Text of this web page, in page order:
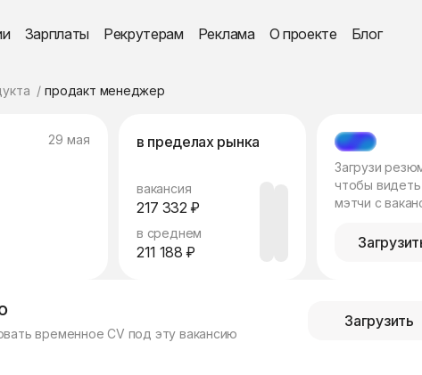
Зарплаты Рекрутерам Реклама О проекте Блог
продакт менеджер
29 мая в пределах рынка
вакансия
217 332 ₽
в среднем
211 188 ₽
МЭТЧ
Загрузи
чтобы видеть
мэтчи с
временное CV под эту вакансию
Загрузить